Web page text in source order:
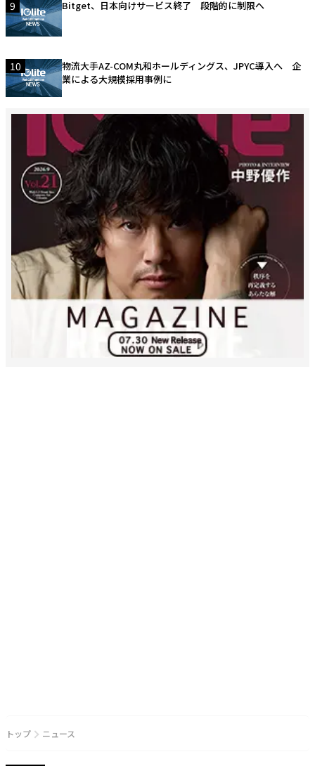
9 Bitget、日本向けサービス終了 段階的に制限へ
10
物流大手AZ-COM丸和ホールディングス、JPYC導入へ 企
業による大規模採用事例に
トップ ニュース